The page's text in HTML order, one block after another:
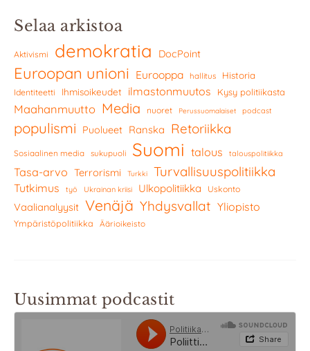
Selaa arkistoa
Aktivismi demokratia DocPoint
Euroopan unioni Eurooppa hallitus Historia
Identiteetti Ihmisoikeudet ilmastonmuutos Kysy politiikasta
Maahanmuutto Media nuoret Perussuomalaiset podcast
populismi Puolueet Ranska Retoriikka
Sosiaalinen media sukupuoli Suomi talous talouspolitiikka
Tasa-arvo Terrorismi Turkki Turvallisuuspolitiikka
Tutkimus työ Ukrainan kriisi Ulkopolitiikka Uskonto
Vaalianalyysit Venäjä Yhdysvallat Yliopisto
Ympäristöpolitiikka Äärioikeisto
Uusimmat podcastit